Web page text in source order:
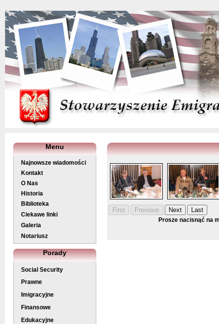
Menu
Najnowsze wiadomości
Kontakt
O Nas
Historia
Biblioteka
Ciekawe linki
Galeria
Notariusz
Porady
Social Security
Prawne
Imigracyjne
Finansowe
Edukacyjne
Prosze nacisnąć na